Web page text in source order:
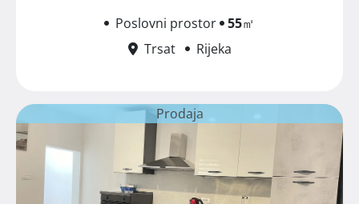
Poslovni prostor 55㎡
Trsat
Rijeka
Prodaja